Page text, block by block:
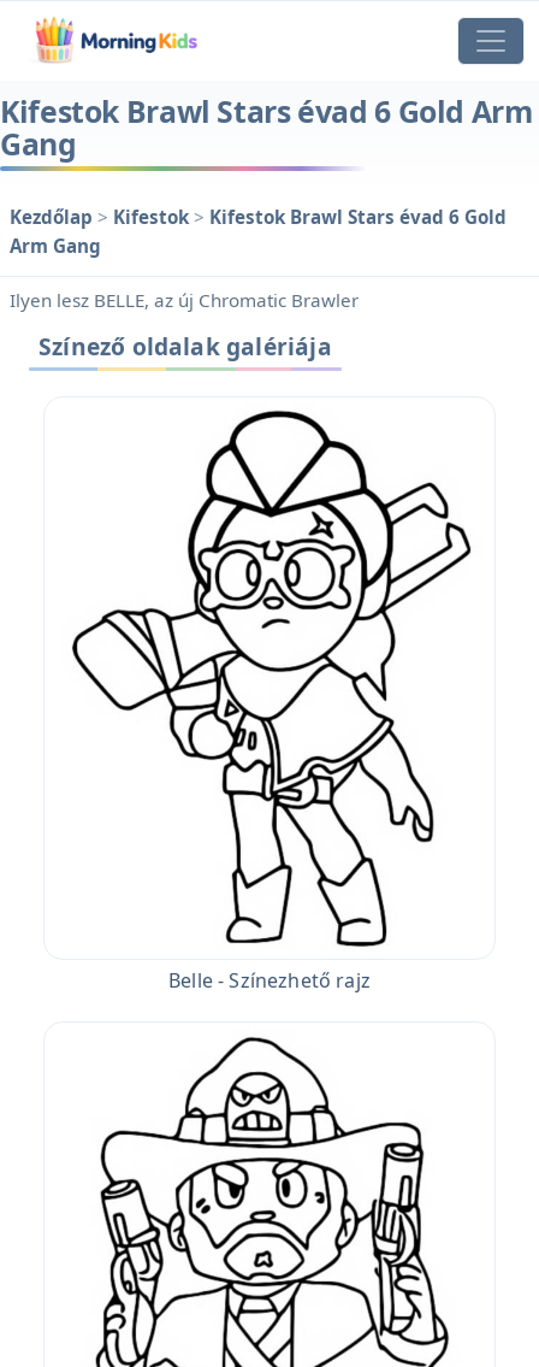
Kifestok Brawl Stars évad 6 Gold Arm
Gang
Kezdőlap > Kifestok > Kifestok Brawl Stars évad 6 Gold
Arm Gang
Ilyen lesz BELLE, az új Chromatic Brawler
Színező oldalak galériája
Belle - Színezhető rajz